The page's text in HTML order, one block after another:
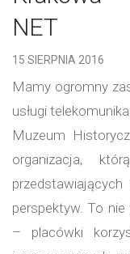
NET
15 SIERPNIA 2016
Mamy ogromny
usługi
Muzeum
organizacja,
perspektyw. To nie
– placówki